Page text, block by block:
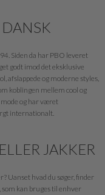
Siden da har PBO leveret
godt imod det eksklusive
afslappede og moderne styles,
koblingen mellem cool og
og har været
internationalt.
JAKKER
Uanset hvad du søger, finder
kan bruges til enhver